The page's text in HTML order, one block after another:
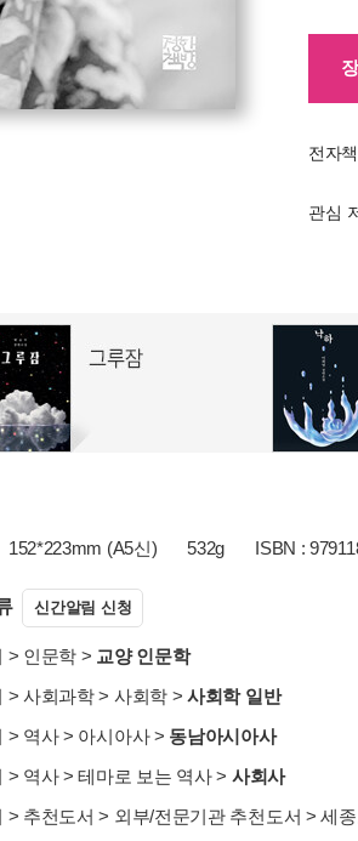
전자
관심
152*223mm (A5신) 532g ISBN :
신간알림 신청
> 인문학 > 교양 인문학
> 사회과학> 사회학>사회학 일반
> 역사> 아시아사> 동남아시아사
> 역사>테마로 보는 역사> 사회사
> 추천도서 > 외부/전문기관 추천도서 >세